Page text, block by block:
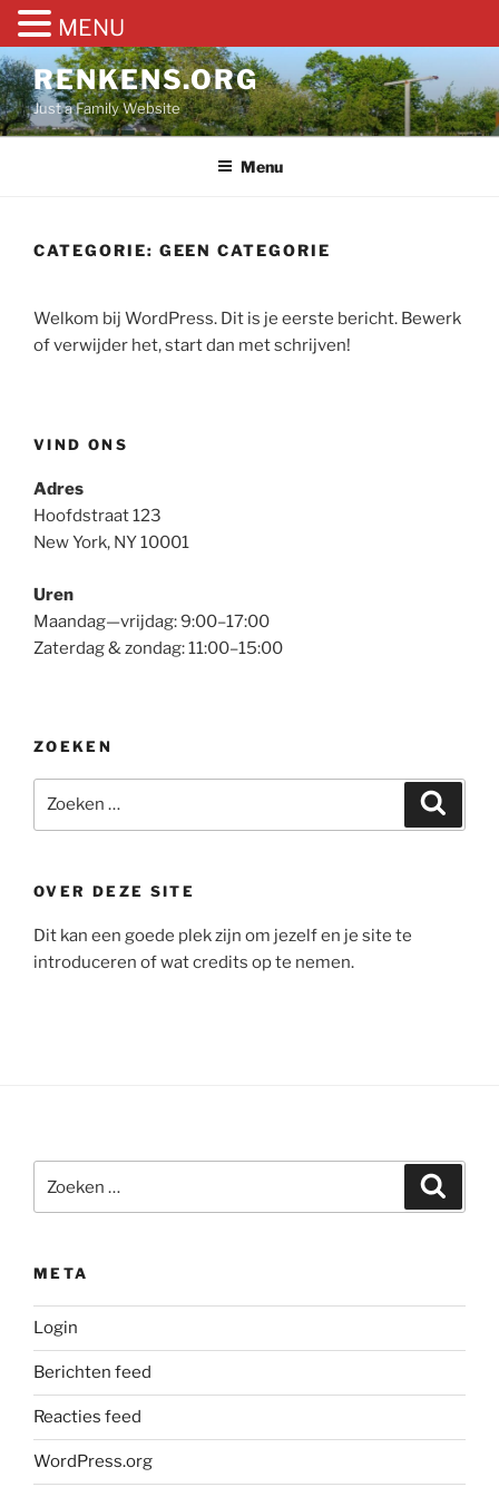
Ga
naar
de
inhoud
RENKENS.ORG
Just a Family Website
Menu
CATEGORIE: GEEN CATEGORIE
Welkom bij WordPress. Dit is je eerste bericht. Bewerk
of verwijder het, start dan met schrijven!
VIND ONS
Adres
Hoofdstraat 123
New York, NY 10001
Uren
Maandag—vrijdag: 9:00–17:00
Zaterdag & zondag: 11:00–15:00
ZOEKEN
naar:
OVER DEZE SITE
Dit kan een goede plek zijn om jezelf en je site te
introduceren of wat credits op te nemen.
naar:
META
Login
Berichten feed
Reacties feed
WordPress.org
MENU